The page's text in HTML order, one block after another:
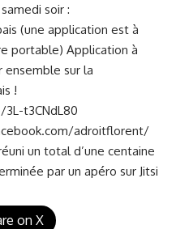
soir :
(une application est à
portable) Application à
ensemble sur la
!
t3CNdL80
adroitflorent/
un total d’une centaine
par un apéro sur Jitsi
on X